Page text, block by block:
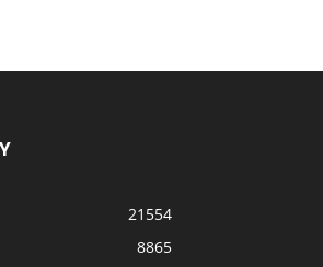
21554
8865